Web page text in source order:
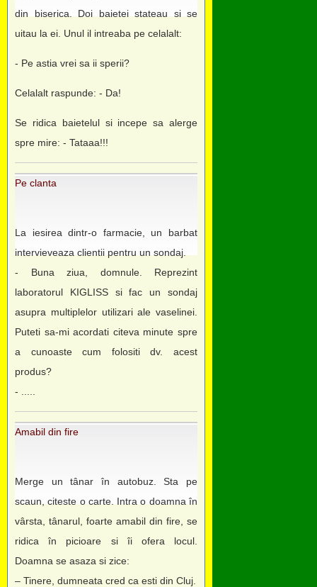
din biserica. Doi baietei stateau si se
uitau la ei. Unul il intreaba pe celalalt:
- Pe astia vrei sa ii sperii?
Celalalt raspunde: - Da!
Se ridica baietelul si incepe sa alerge
spre mire: - Tataaa!!!
Pe clanta
La iesirea dintr-o farmacie, un barbat
intervieveaza clientii pentru un sondaj.
- Buna ziua, domnule. Reprezint
laboratorul KIGLISS si fac un sondaj
asupra multiplelor utilizari ale vaselinei.
Puteti sa-mi acordati citeva minute spre
a cunoaste cum folositi dv. acest
produs?
- .....
Amabil din fire
Merge un tânar în autobuz. Sta pe
scaun, citeste o carte. Intra o doamna în
vârsta, tânarul, foarte amabil din fire, se
ridica în picioare si îi ofera locul.
Doamna se asaza si zice:
– Tinere, dumneata cred ca esti din Cluj.